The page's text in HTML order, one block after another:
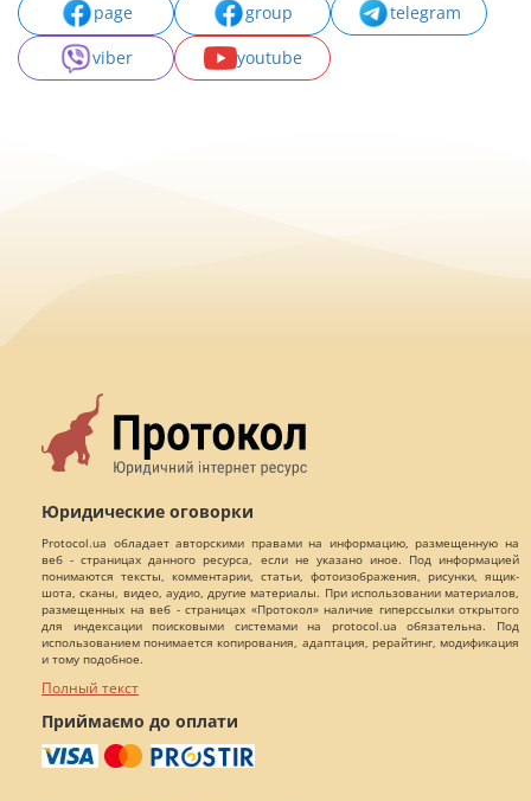
page group
telegram
viber
youtube
Юридические оговорки
Protocol.ua обладает авторскими правами на информацию, размещенную на
веб - страницах данного ресурса, если не указано иное. Под информацией
понимаются тексты, комментарии, статьи, фотоизображения, рисунки, ящик-
шота, сканы, видео, аудио, другие материалы. При использовании материалов,
размещенных на веб - страницах «Протокол» наличие гиперссылки открытого
для индексации поисковыми системами на protocol.ua обязательна. Под
использованием понимается копирования, адаптация, рерайтинг, модификация
и тому подобное.
Полный текст
Приймаємо до оплати